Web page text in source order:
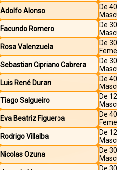
Adolfo Alonso
De
Facundo Romero
De
Rosa Valenzuela
De
Sebastian Cipriano Cabrera
De
Luis René Duran
De
Tiago Salgueiro
De
Eva Beatriz Figueroa
De
Rodrigo Villalba
De
Nicolas Ozuna
De
De